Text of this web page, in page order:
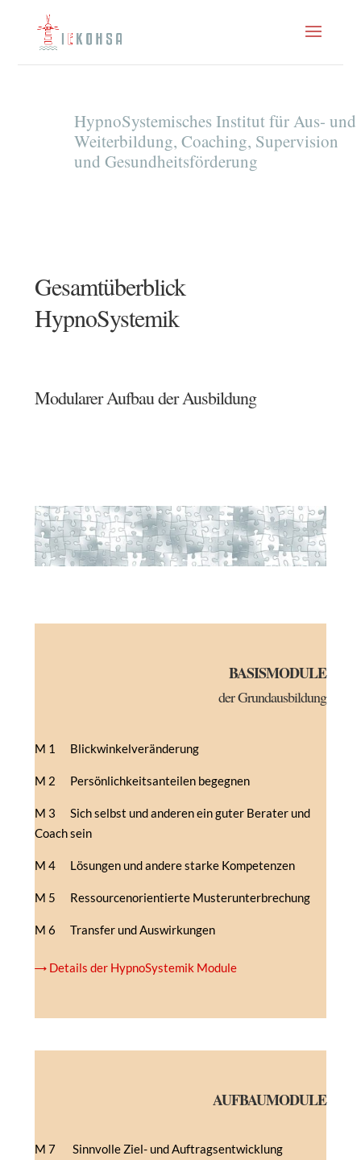
HypnoSystemisches Institut für Aus- und
Weiterbildung, Coaching, Supervision
und Gesundheitsförderung
Gesamtüberblick
HypnoSystemik
Modularer Aufbau der Ausbildung
BASISMODULE
der Grundausbildung
M 1 Blickwinkelveränderung
M 2 Persönlichkeitsanteilen begegnen
M 3 Sich selbst und anderen ein guter Berater und
Coach sein
M 4 Lösungen und andere starke Kompetenzen
M 5 Ressourcenorientierte Musterunterbrechung
M 6 Transfer und Auswirkungen
→ Details der HypnoSystemik Module
AUFBAUMODULE
M 7 Sinnvolle Ziel- und Auftragsentwicklung